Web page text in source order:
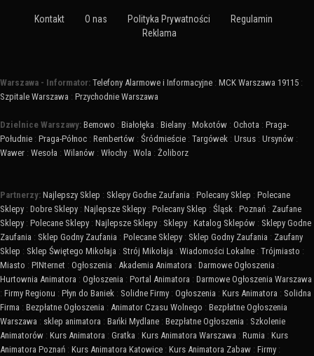
Kontakt O nas Polityka Prywatności
Regulamin
Reklama
Warszawa - Informator: Telefony Alarmowe i Informacyjne : MCK Warszawa 19115 :
Szpitale Warszawa : Przychodnie Warszawa
Dzielnice Warszawy: Bemowo : Białołęka : Bielany : Mokotów : Ochota : Praga-
Południe : Praga-Północ : Rembertów : Śródmieście : Targówek : Ursus : Ursynów :
Wawer : Wesoła : Wilanów : Włochy : Wola : Żoliborz
Partnerzy: Najlepszy Sklep : Sklepy Godne Zaufania : Polecany Sklep : Polecane
Sklepy : Dobre Sklepy : Najlepsze Sklepy : Polecany Sklep : Śląsk : Poznań : Zaufane
Sklepy : Polecane Sklepy : Najlepsze Sklepy : Sklepy : Katalog Sklepów : Sklepy Godne
Zaufania : Sklep Godny Zaufania : Polecane Sklepy : Sklep Godny Zaufania : Zaufany
Sklep : Sklep Świętego Mikołaja : Strój Mikołaja : Wiadomości Lokalne : Trójmiasto :
Miasto : PINternet : Ogłoszenia : Akademia Animatora : Darmowe Ogłoszenia :
Hurtownia Animatora : Ogłoszenia : Portal Animatora : Darmowe Ogłoszenia Warszawa
: Firmy Regionu : Płyn do Baniek : Solidne Firmy : Ogłoszenia : Kurs Animatora : Solidna
Firma : Bezpłatne Ogłoszenia : Animator Czasu Wolnego : Bezpłatne Ogłoszenia
Warszawa : sklep animatora : Bańki Mydlane : Bezpłatne Ogłoszenia : Szkolenie
Animatorów : Kurs Animatora : Gratka : Kurs Animatora Warszawa : Rumia : Kurs
Animatora Poznań : Kurs Animatora Katowice : Kurs Animatora Zabaw : Firmy :